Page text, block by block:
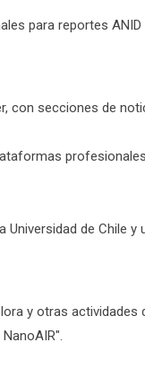
para reportes
con secciones de
de Chile y
y otras actividades